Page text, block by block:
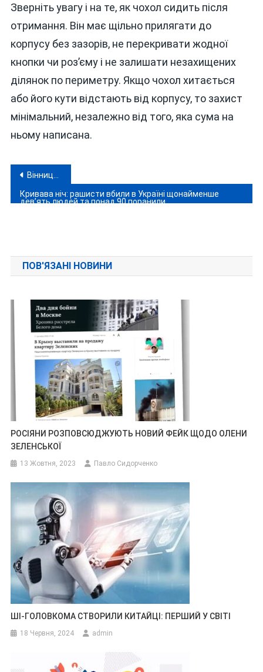
Зверніть увагу і на те, як чохол сидить після
отримання. Він має щільно прилягати до
корпусу без зазорів, не перекривати жодної
кнопки чи роз’єму і не залишати незахищених
ділянок по периметру. Якщо чохол хитається
або його кути відстають від корпусу, то захист
мінімальний, незалежно від того, яка сума на
ньому написана.
Навігація
записів
Вінницька бригада «Червона Калина» показала, як перерізає транспортні артерії окупантам
Кривава ніч: рашисти вбили в Україні щонайменше
дев’ять людей та понад 90 поранили
ПОВ'ЯЗАНІ НОВИНИ
РОСІЯНИ РОЗПОВСЮДЖУЮТЬ НОВИЙ ФЕЙК ЩОДО ОЛЕНИ
ЗЕЛЕНСЬКОЇ
13 Жовтня, 2023 Павло Сидорченко
ШІ-ГОЛОВКОМА СТВОРИЛИ КИТАЙЦІ: ПЕРШИЙ У СВІТІ
18 Червня, 2024 admin